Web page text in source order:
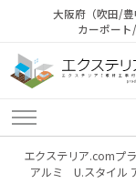
大阪府（吹田/
カーポー
エクステリア.comプ
アルミ U.スタイ